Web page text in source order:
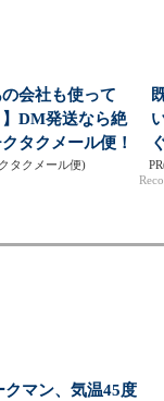
の会社も使って
】DM発送なら絶
タクメール便！
タクメール便)
クマン、気温45度